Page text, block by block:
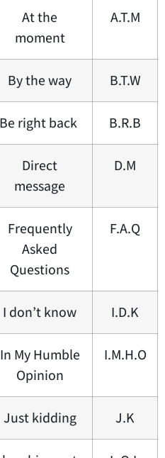
A.T.M
At the
moment
B.T.W
By the way
B.R.B
D.M
Direct
message
F.A.Q
Frequently
Asked
Questions
I.D.K
I don’t know
I.M.H.O
In My Humble
Opinion
J.K
Just kidding